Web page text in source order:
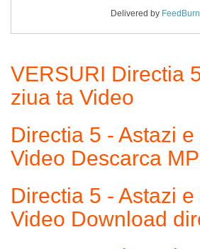
Delivered by
VERSURI Directia
ziua ta Video
Directia 5 - Astazi
Video Descarca
Directia 5 - Astazi
Video Download